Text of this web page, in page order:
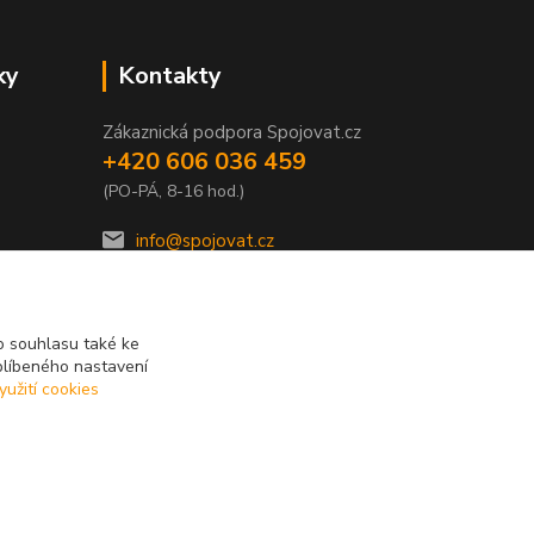
Kontakty
Zákaznická podpora Spojovat.cz
+420 606 036 459
(PO-PÁ, 8-16 hod.)
info@spojovat.cz
souhlasu také ke
nastavení
cookies